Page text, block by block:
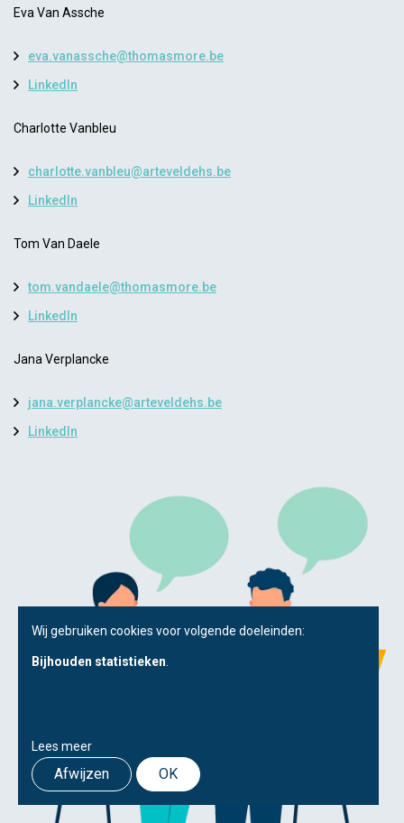
Eva Van Assche
eva.vanassche@thomasmore.be
LinkedIn
Charlotte Vanbleu
charlotte.vanbleu@arteveldehs.be
LinkedIn
Tom Van Daele
tom.vandaele@thomasmore.be
LinkedIn
Jana Verplancke
jana.verplancke@arteveldehs.be
LinkedIn
Wij gebruiken cookies voor volgende doeleinden:
Bijhouden statistieken
Lees meer
Afwijzen OK